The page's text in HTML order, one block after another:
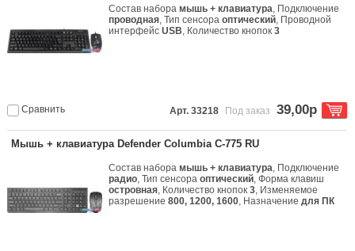
Состав наборамышь + клавиатура, Подключение
проводная, Тип сенсораоптический, Проводной
интерфейсUSB, Количество кнопок3
Сравнить Арт. 33218 Под заказ 39,00р
Мышь + клавиатура Defender Columbia C-775 RU
Состав наборамышь + клавиатура, Подключение
радио, Тип сенсораоптический, Форма клавиш
островная, Количество кнопок3, Изменяемое
разрешение800, 1200, 1600, Назначениедля ПК